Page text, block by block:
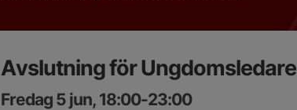
Avslutning för Ungdomsledare
Fredag 5 jun, 18:00-23:00